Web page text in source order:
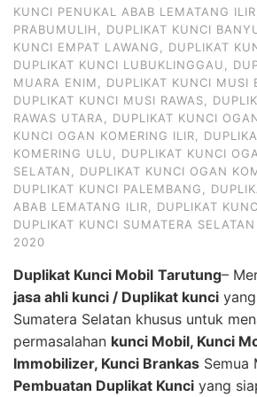
KUNCI PENUKAL ABAB LEMATANG ILIR
PRABUMULIH, DUPLIKAT KUNCI
KUNCI EMPAT LAWANG, DUPLIKAT
DUPLIKAT KUNCI LUBUKLINGGAU,
MUARA ENIM, DUPLIKAT KUNCI MUSI
DUPLIKAT KUNCI MUSI RAWAS,
RAWAS UTARA, DUPLIKAT KUNCI
KUNCI OGAN KOMERING ILIR,
KOMERING ULU, DUPLIKAT KUNCI
SELATAN, DUPLIKAT KUNCI OGAN
DUPLIKAT KUNCI PALEMBANG,
ABAB LEMATANG ILIR, DUPLIKAT
DUPLIKAT KUNCI SUMATERA SELATAN
2020
Duplikat Kunci Mobil Tarutung–
jasa ahli kunci / Duplikat kunci
Sumatera Selatan khusus untuk
permasalahan kunci Mobil, Kunci
Immobilizer, Kunci Brankas Semua
Pembuatan Duplikat Kunci yang